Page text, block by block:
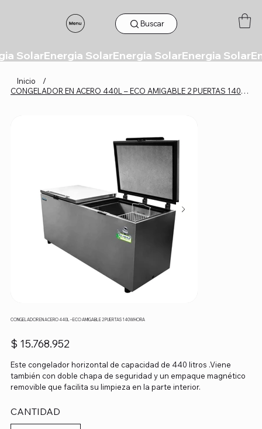
Buscar
Inicio
/
CONGELADOR EN ACERO 440L – ECO AMIGABLE 2 PUERTAS 140WHORA
CONGELADOR EN ACERO 440L – ECO AMIGABLE 2 PUERTAS 140WHORA
Precio
$ 15.768.952
Este congelador horizontal de capacidad de 440 litros .Viene
también con doble chapa de seguridad y un empaque magnético
removible que facilita su limpieza en la parte interior.
CANTIDAD